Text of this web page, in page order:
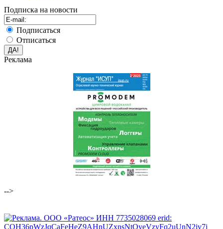
Подписка на новости
Подписаться
Отписаться
Реклама
-->